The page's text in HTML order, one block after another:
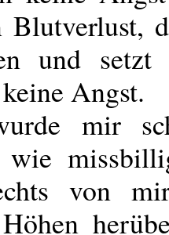
Blutverlust,
und setzt
Angst.
mir
wie
von